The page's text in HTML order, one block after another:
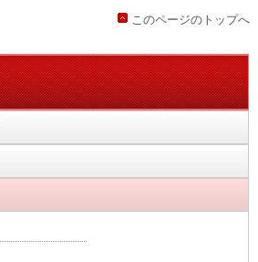
このページのトップへ